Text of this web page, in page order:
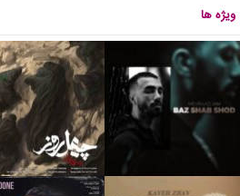
ویژه ها